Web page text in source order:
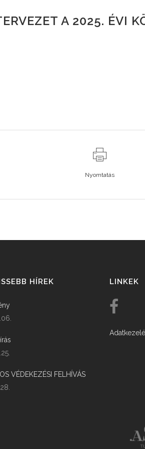
A 2025. ÉVI
Nyomtatás
HÍREK
VÉDEKEZÉSI FELHÍVÁS
LINKEK